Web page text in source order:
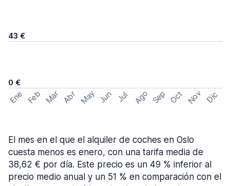
43 €
0 €
Ene Feb Mar Abr May Jun Jul Ago Sep Oct Nov Dic
El mes en el que el alquiler de coches en Oslo
cuesta menos es enero, con una tarifa media de
38,62 € por día. Este precio es un 49 % inferior al
precio medio anual y un 51 % en comparación con el